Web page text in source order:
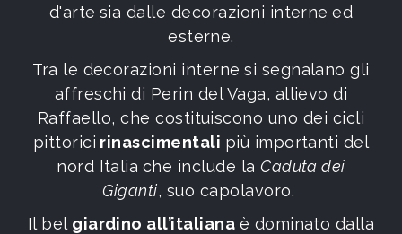
d'arte sia dalle decorazioni interne ed
esterne.
Tra le decorazioni interne si segnalano gli
affreschi di Perin del Vaga, allievo di
Raffaello, che costituiscono uno dei cicli
pittorici rinascimentali più importanti del
nord Italia che include laCaduta dei
Giganti, suo capolavoro.
Il bel giardino all’italiana è dominato dalla